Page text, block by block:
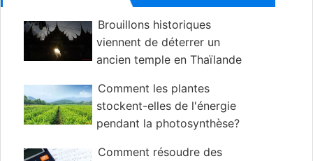
Brouillons historiques
viennent de déterrer un
ancien temple en Thaïlande
Comment les plantes
stockent-elles de l'énergie
pendant la photosynthèse?
Comment résoudre des